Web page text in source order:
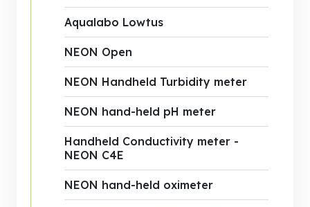
Aqualabo Lowtus
NEON Open
NEON Handheld Turbidity meter
NEON hand-held pH meter
Handheld Conductivity meter -
NEON C4E
NEON hand-held oximeter